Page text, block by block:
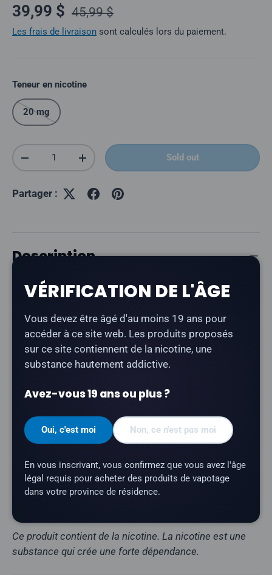
Prix soldé
39,99 $ Prix normal
45,99 $
Les frais de livraison sont calculés lors du paiement.
Teneur en nicotine
20 mg
Quantité
Réduire la quantitéAugmenter la quantitéSold out
Partager :
Description
L'OXBAR Tri Fusion 45K « Orange Ice »offre un goût
Type de produit :Vape jetable rechargeable)
Nombre de bouffées :jusqu'à 45 000
Contenance en e-liquide :20 ml
Teneur en nicotine :20 mg/ml
Résistance de la résistance :résistance maillée
Affichage :écran LED
Offre spéciale :système rotatif à trois saveurs
Ce produit contient de la nicotine. La nicotine est une
substance qui crée une forte dépendance.
VÉRIFICATION DE L'ÂGE
Vous devez être âgé d'au moins 19 ans pour
accéder à ce site web. Les produits proposés
sur ce site contiennent de la nicotine, une
substance hautement addictive.
Avez-vous 19 ans ou plus ?
Oui, c'est moi Non, ce n'est pas moi
En vous inscrivant, vous confirmez que vous avez l'âge
légal requis pour acheter des produits de vapotage
dans votre province de résidence.